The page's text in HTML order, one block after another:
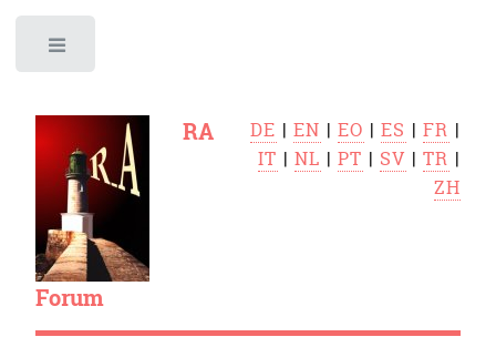
RA
Forum
DE |EN |EO |ES |FR |
IT |NL |PT | SV |TR |
ZH